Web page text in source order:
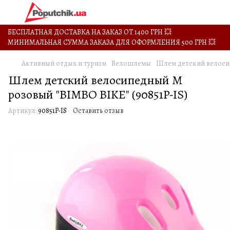
БЕСПЛАТНАЯ ДОСТАВКА НА ЗАКАЗ ОТ 1400 ГРН 💥
МИНИМАЛЬНАЯ СУММА ЗАКАЗА ДЛЯ ОФОРМЛЕНИЯ 500 ГРН 💥
Активный отдых и туризм Велошлемы Шлем детский
Шлем детский велосипедный M
розовый "BIMBO BIKE" (90851P-IS)
Артикул:90851P-IS Оставить отзыв